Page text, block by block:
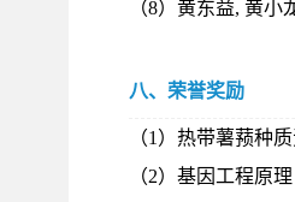
（8）黄东益, 黄小
八、荣誉奖励
（1 ）热带薯蓣种
（2）基因工程原